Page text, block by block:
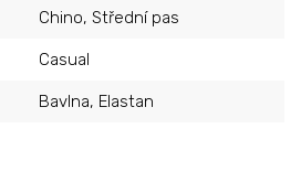
Chino, Střední pas
Casual
Bavlna, Elastan